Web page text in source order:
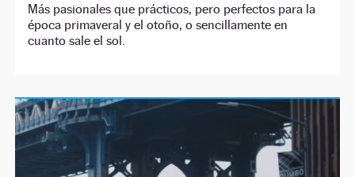
Más pasionales que prácticos, pero perfectos para la
época primaveral y el otoño, o sencillamente en
cuanto sale el sol.